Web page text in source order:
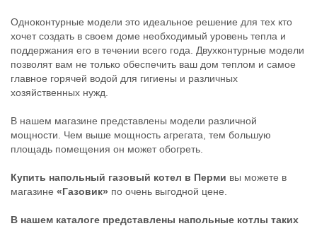
Одноконтурные модели это идеальное решение для тех кто
хочет создать в своем доме необходимый уровень тепла и
поддержания его в течении всего года. Двухконтурные модели
позволят вам не только обеспечить ваш дом теплом и самое
главное горячей водой для гигиены и различных
хозяйственных нужд.
В нашем магазине представлены модели различной
мощности. Чем выше мощность агрегата, тем большую
площадь помещения он может обогреть.
Купить напольный газовый котел в Перми вы можете в
магазине «Газовик» по очень выгодной цене.
В нашем каталоге представлены напольные котлы таких